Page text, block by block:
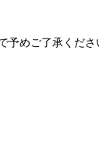
予めご了承くださ